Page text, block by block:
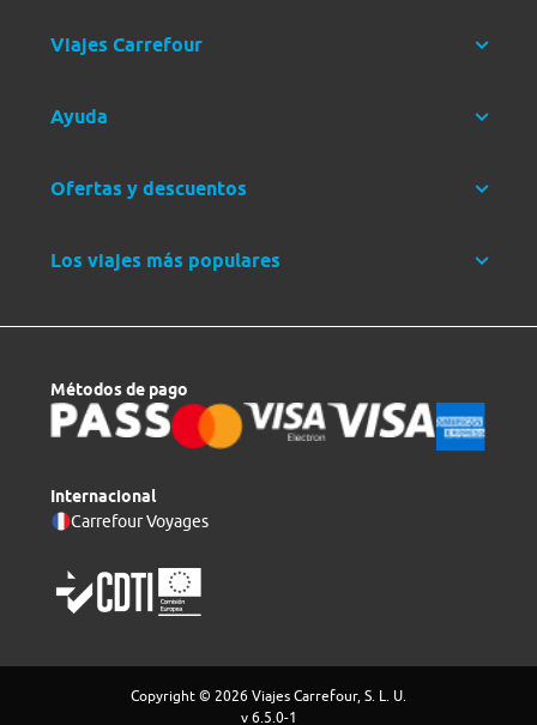
Viajes Carrefour
Ayuda
Ofertas y descuentos
Los viajes más populares
Métodos de pago
Internacional
Carrefour Voyages
Copyright © 2026 Viajes Carrefour, S. L. U.
v 6.5.0-1